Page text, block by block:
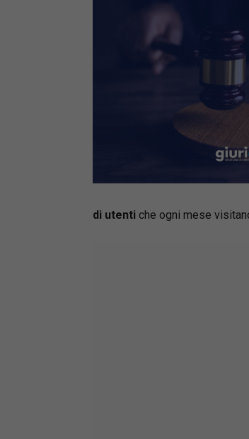
di utenti che ogni mese